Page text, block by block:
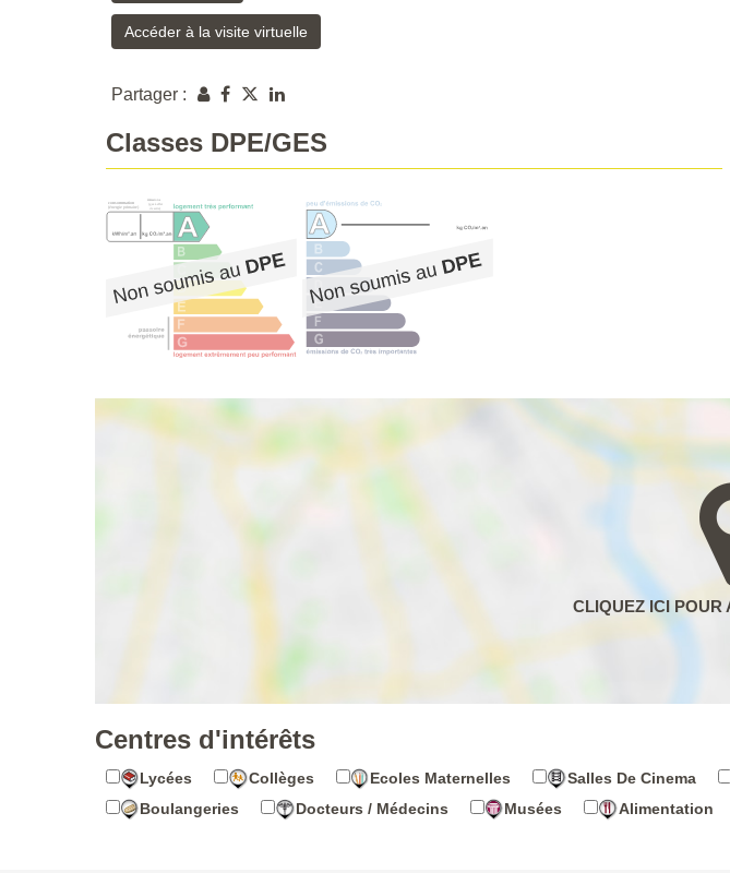
Accéder à la visite virtuelle
Partager :
Classes DPE/GES
Centres d'intérêts
Lycées Collèges Ecoles Maternelles Salles De Cinema
Boulangeries
Docteurs / Médecins Musées Alimentation